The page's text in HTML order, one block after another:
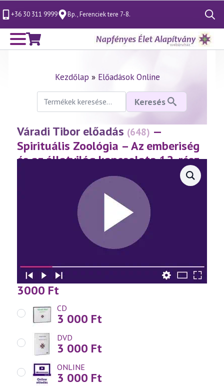
+36 30 311 9999 Bp., Ferenciek tere 7-8.
Search
for:
Kezdőlap » Előadások Online
Keresés
következőre:
Keresés
Váradi Tibor előadás (648) —
Spirituális Zoológia – Az emberiség
és az állatvilág kapcsolata 12. rész
3000 Ft
CD
3 000 Ft
DVD
3 000 Ft
ONLINE
3 000 Ft